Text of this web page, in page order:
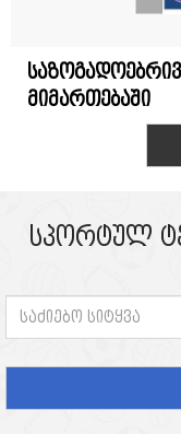
მიმართებაში
სპორტულ